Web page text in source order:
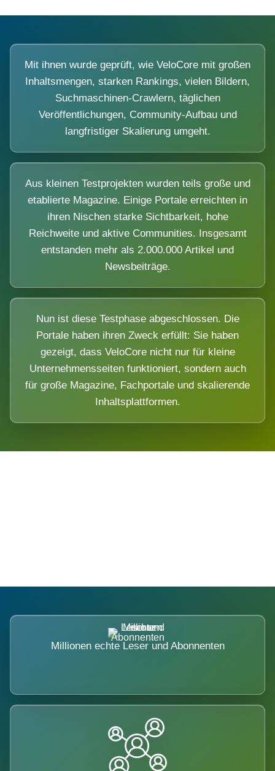
Mit ihnen wurde geprüft, wie VeloCore mit großen
Inhaltsmengen, starken Rankings, vielen Bildern,
Suchmaschinen-Crawlern, täglichen
Veröffentlichungen, Community-Aufbau und
langfristiger Skalierung umgeht.
Aus kleinen Testprojekten wurden teils große und
etablierte Magazine. Einige Portale erreichten in
ihren Nischen starke Sichtbarkeit, hohe
Reichweite und aktive Communities. Insgesamt
entstanden mehr als 2.000.000 Artikel und
Newsbeiträge.
Nun ist diese Testphase abgeschlossen. Die
Portale haben ihren Zweck erfüllt: Sie haben
gezeigt, dass VeloCore nicht nur für kleine
Unternehmensseiten funktioniert, sondern auch
für große Magazine, Fachportale und skalierende
Inhaltsplattformen.
Millionen echte Leser und Abonnenten